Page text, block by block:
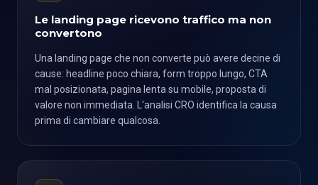
Le landing page ricevono traffico ma non
convertono
Una landing page che non converte può avere decine di
cause: headline poco chiara, form troppo lungo, CTA
mal posizionata, pagina lenta su mobile, proposta di
valore non immediata. L'analisi CRO identifica la causa
prima di cambiare qualcosa.